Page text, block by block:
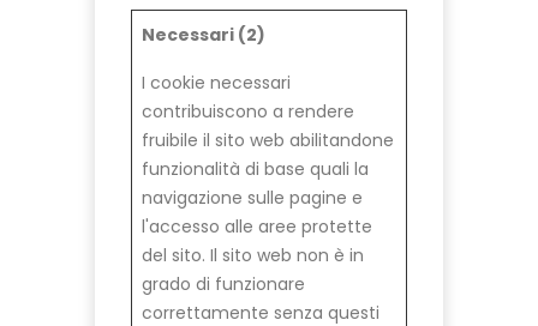
Necessari (2)
I cookie necessari
contribuiscono a rendere
fruibile il sito web abilitandone
funzionalità di base quali la
navigazione sulle pagine e
l'accesso alle aree protette
del sito. Il sito web non è in
grado di funzionare
correttamente senza questi